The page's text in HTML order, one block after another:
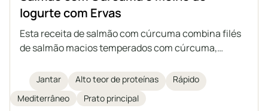
Iogurte com Ervas
Esta receita de salmão com cúrcuma combina filés
de salmão macios temperados com cúrcuma,
frigideira e finalizados com um vibrante molho de
iogurte com ervas. O prato é rico em proteínas e
ácidos graxos ômega-3, simples de preparar em
Jantar Alto teor de proteínas
Rápido
Mediterrâneo
Prato principal